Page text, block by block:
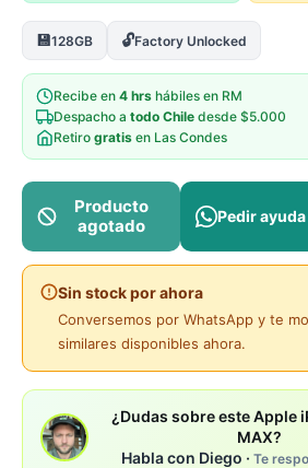
💾128GB 🔓Factory Unlocked
Recibe en 4 hrs hábiles en RM
Despacho a todo Chile desde $5.000
Retiro gratis en Las Condes
Producto
agotado
Pedir
Sin stock por ahora
Conversemos por WhatsApp y te
similares disponibles ahora.
¿Dudas sobre este Apple
MAX?
Habla con Diego · Te